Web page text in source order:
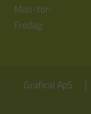
Man-tor:
Fredag:
Grafical ApS